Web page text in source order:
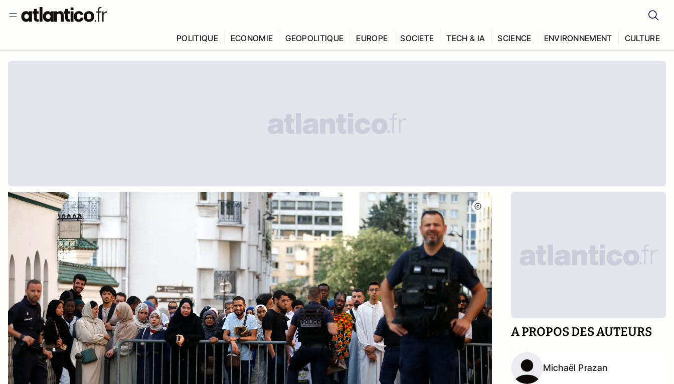
POLITIQUE ECONOMIE GEOPOLITIQUE EUROPE SOCIETE TECH & IA SCIENCE ENVIRONNEMENT CULTURE
A PROPOS DES AUTEURS
Michaël Prazan